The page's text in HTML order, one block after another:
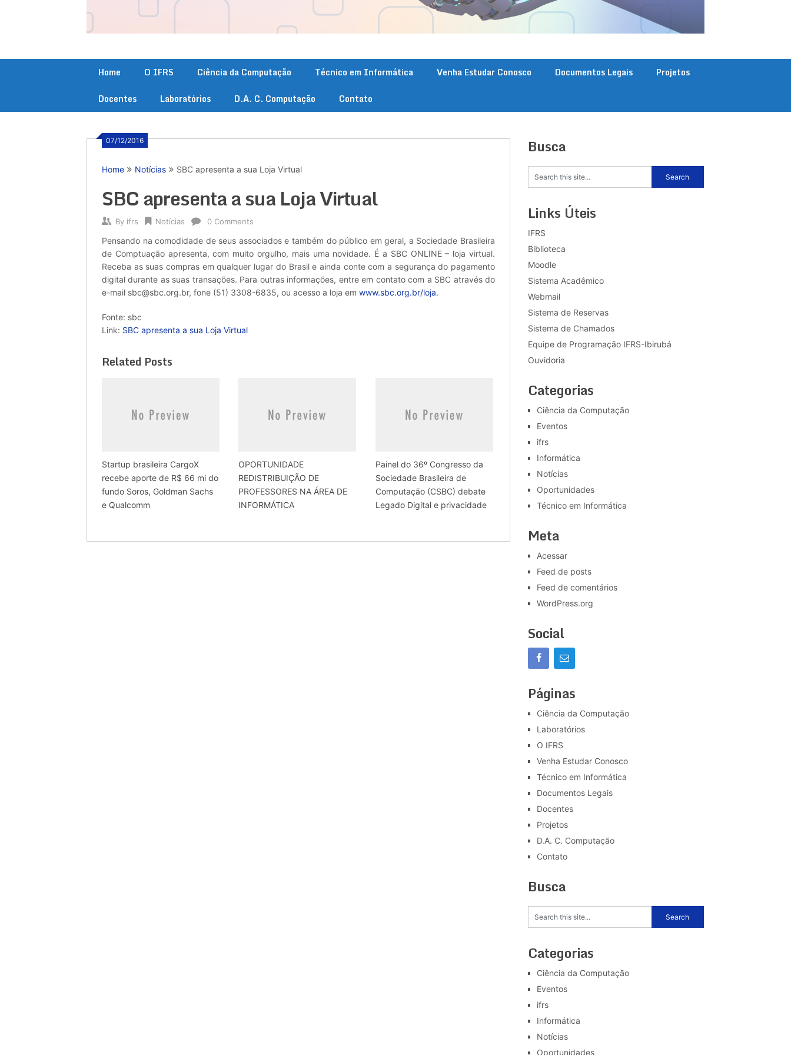
Home O IFRS Ciência da Computação Técnico em Informática Venha Estudar Conosco Documentos Legais
Projetos
Docentes
Laboratórios D.A. C. Computação Contato
07/12/2016
Home Notícias SBC apresenta a sua Loja Virtual
SBC apresenta a sua Loja Virtual
By ifrs Notícias 0 Comments
Pensando na comodidade de seus associados e também do público em geral, a Sociedade Brasileira
de Comptuação apresenta, com muito orgulho, mais uma novidade. É a SBC ONLINE – loja virtual.
Receba as suas compras em qualquer lugar do Brasil e ainda conte com a segurança do pagamento
digital durante as suas transações. Para outras informações, entre em contato com a SBC através do
e-mail sbc@sbc.org.br, fone (51) 3308-6835, ou acesso a loja em www.sbc.org.br/loja.
Fonte: sbc
Link: SBC apresenta a sua Loja Virtual
Related Posts
Startup brasileira CargoX
recebe aporte de R$ 66 mi do
fundo Soros, Goldman Sachs
e Qualcomm
OPORTUNIDADE
REDISTRIBUIÇÃO DE
PROFESSORES NA ÁREA DE
INFORMÁTICA
Painel do 36º Congresso da
Sociedade Brasileira de
Computação (CSBC) debate
Legado Digital e privacidade
Busca
Links Úteis
IFRS
Biblioteca
Moodle
Sistema Acadêmico
Webmail
Sistema de Reservas
Sistema de Chamados
Equipe de Programação IFRS-Ibirubá
Ouvidoria
Categorias
Ciência da Computação
Eventos
ifrs
Informática
Notícias
Oportunidades
Técnico em Informática
Meta
Acessar
Feed de posts
Feed de comentários
WordPress.org
Social
Páginas
Ciência da Computação
Laboratórios
O IFRS
Venha Estudar Conosco
Técnico em Informática
Documentos Legais
Docentes
Projetos
D.A. C. Computação
Contato
Busca
Categorias
Ciência da Computação
Eventos
ifrs
Informática
Notícias
Oportunidades